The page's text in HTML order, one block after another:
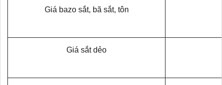
Giá bazo sắt, bã sắt, tôn
Giá sắt dẻo